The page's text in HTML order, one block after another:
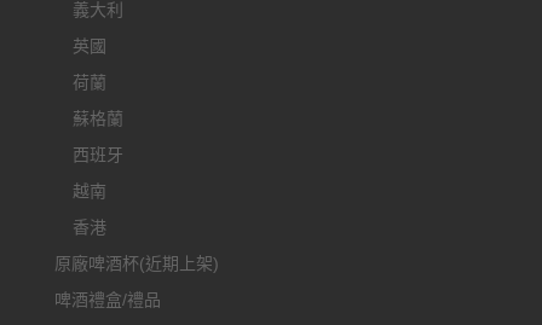
義大利
英國
荷蘭
蘇格蘭
西班牙
越南
香港
原廠啤酒杯(近期上架)
啤酒禮盒/禮品